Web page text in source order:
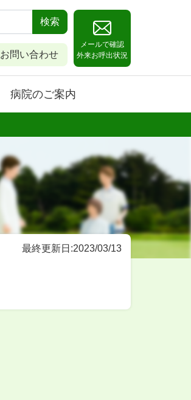
検索
お問い合わせ
メールで確認
外来お呼出状況
病院のご案内
最終更新日:2023/03/13